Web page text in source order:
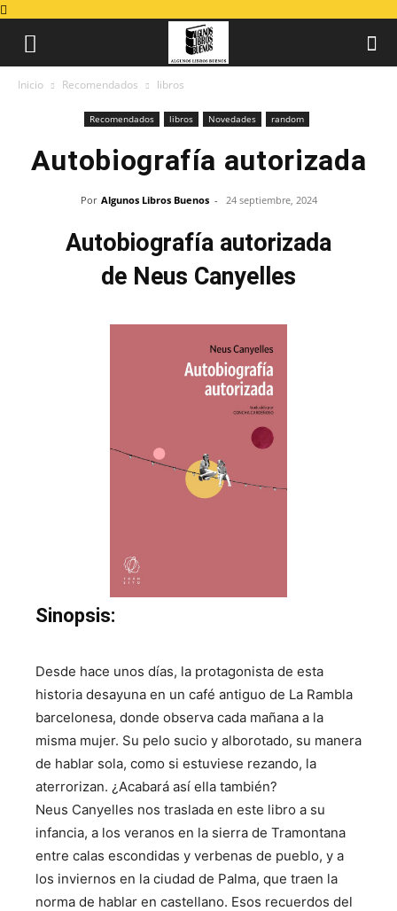
Inicio Recomendados libros
Recomendados libros Novedades random
Autobiografía autorizada
Por Algunos Libros Buenos - 24 septiembre, 2024
Autobiografía autorizada
de Neus Canyelles
Sinopsis:
Desde hace unos días, la protagonista de esta
historia desayuna en un café antiguo de La Rambla
barcelonesa, donde observa cada mañana a la
misma mujer. Su pelo sucio y alborotado, su manera
de hablar sola, como si estuviese rezando, la
aterrorizan. ¿Acabará así ella también?
Neus Canyelles nos traslada en este libro a su
infancia, a los veranos en la sierra de Tramontana
entre calas escondidas y verbenas de pueblo, y a
los inviernos en la ciudad de Palma, que traen la
norma de hablar en castellano. Esos recuerdos del